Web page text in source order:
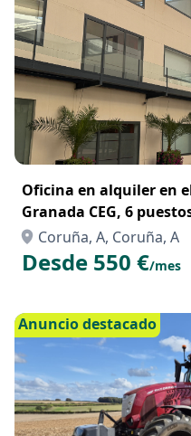
Oficina en alquiler en
Granada CEG, 6
Coruña, A, Coruña, A
Desde 550 €/mes
Anuncio destacado